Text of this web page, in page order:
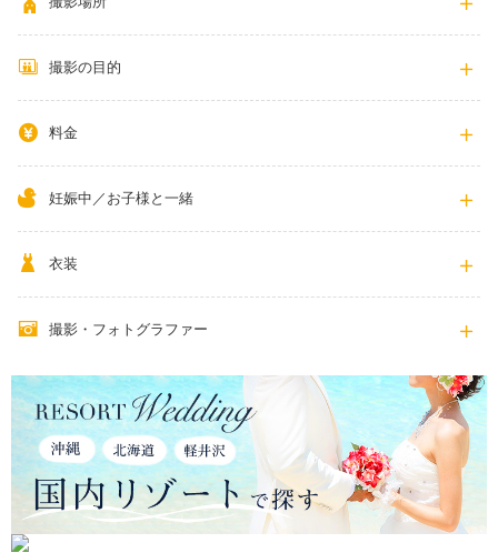
撮影の目的
料金
妊娠中／お子様と一緒
衣装
撮影・フォトグラファー